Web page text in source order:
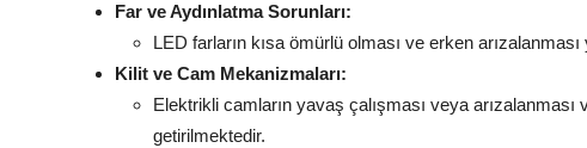
Far ve Aydınlatma Sorunları:
LED farların kısa ömürlü olması ve erken
Kilit ve Cam Mekanizmaları:
Elektrikli camların yavaş çalışması veya arızalanması
getirilmektedir.